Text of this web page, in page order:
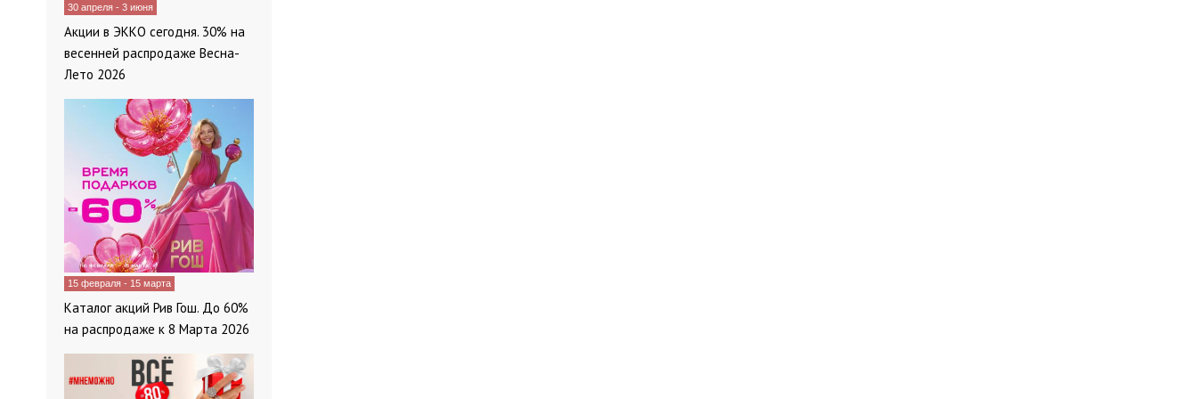
30 апреля - 3 июня
Акции в ЭККО сегодня. 30% на
весенней распродаже Весна-
Лето 2026
15 февраля - 15 марта
Каталог акций Рив Гош. До 60%
на распродаже к 8 Марта 2026